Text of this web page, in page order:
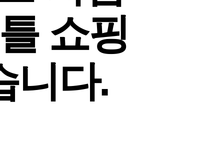
쇼핑
니다.